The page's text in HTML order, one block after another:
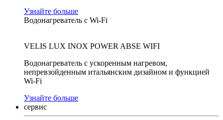
Узнайте больше
Водонагреватель с Wi-Fi
VELIS LUX INOX POWER ABSE WIFI
Водонагреватель с ускоренным нагревом,
непревзойденным итальянским дизайном и функцией
Wi-Fi
Узнайте больше
сервис